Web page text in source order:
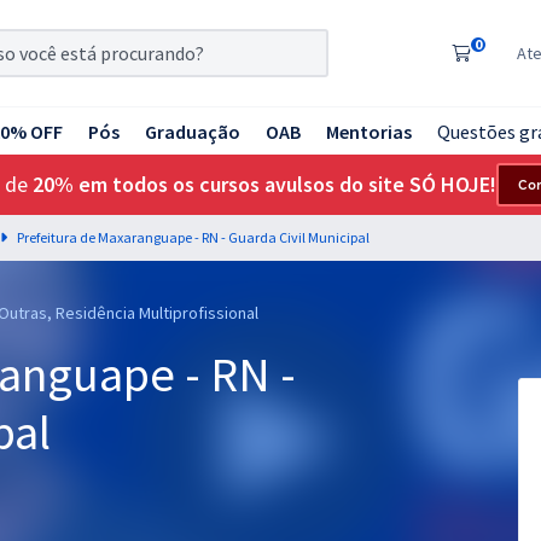
0
OFF Pós Graduação OAB Mentorias Questões
de 20% em todos os cursos avulsos do site SÓ HOJE!
Prefeitura de Maxaranguape - RN - Guarda Civil Municipal
Residência Multiprofissional
- RN -